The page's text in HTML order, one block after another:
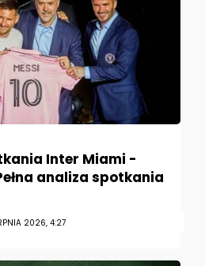
Inter Miami -
analiza spotkania
2026, 4:27